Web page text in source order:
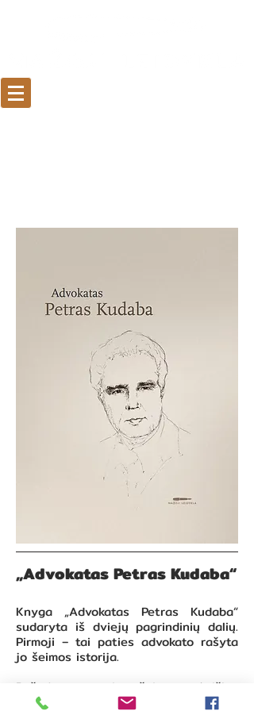
„Advokatas Petras Kudaba“
Knyga „Advokatas Petras Kudaba“
sudaryta iš dviejų pagrindinių dalių.
Pirmoji – tai paties advokato rašyta
jo šeimos istorija.
Rašydamas apie šeimą, tėviškę,
autorius atskleidžia ir svarbių,